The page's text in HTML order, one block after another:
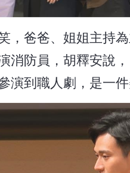
，爸爸、姐姐主持
消防員，胡釋安說
到職人劇，是一件